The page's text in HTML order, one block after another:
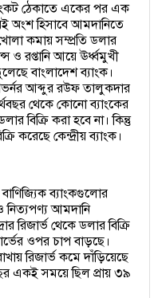
ঠেকাতে একের পর এক
অংশ হিসাবে আমদানিতে
কমায় সম্প্রতি ডলার
ও রপ্তানি আয়ে ঊর্ধ্বমুখী
বাংলাদেশ ব্যাংক।
আব্দুর রউফ তালুকদার
থেকে কোনো ব্যাংকের
বিক্রি করা হবে না। কিন্তু
করেছে কেন্দ্রীয় ব্যাংক।
ব্যাংকগুলোর
নিত্যপণ্য আমদানি
রিজার্ভ থেকে ডলার বিক্রি
ওপর চাপ বাড়ছে।
রিজার্ভ কমে দাঁড়িয়েছে
একই সময়ে ছিল প্রায় ৩৯